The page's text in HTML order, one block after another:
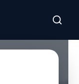
تخطى للمحتوى